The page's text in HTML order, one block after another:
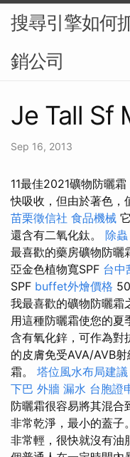
搜尋引擎如何
銷公司
Je Tall Sf
Sep 16, 2013
11最佳2021礦物防曬
快吸收，但由於著色，
苗栗徵信社 食品機械
還含有二氧化鈦。 除蟲
最喜歡的藥房礦物防曬
亞金色植物寬SPF 台中
SPF buffet外燴價格
我最喜歡的礦物防曬霜
用這種防曬霜使您的夏
含有氧化鋅，可作為對
的皮膚免受AVA/AVB
霜。 塔位風水布局建議
下巴 外牆 漏水 台胞證
防曬霜很容易將其混合
非常乾淨，最小的蓋子
非常輕，很快就沒有油